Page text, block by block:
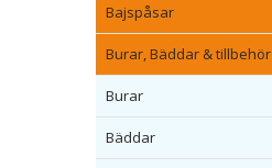
Bajspåsar
Burar, Bäddar & tillbehör
Burar
Bäddar